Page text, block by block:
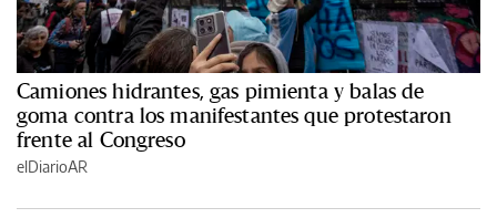
Camiones hidrantes, gas pimienta y balas de
goma contra los manifestantes que protestaron
frente al Congreso
elDiarioAR